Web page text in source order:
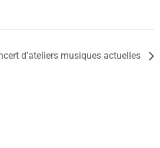
d’ateliers musiques actuelles